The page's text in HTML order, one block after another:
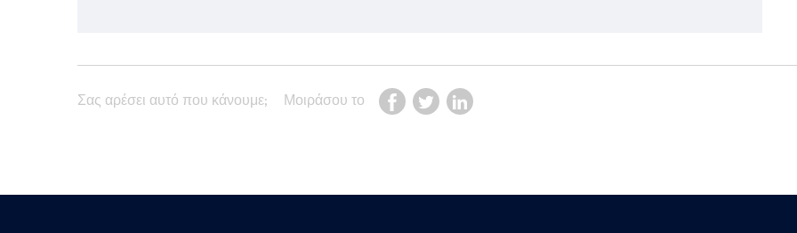
Σας αρέσει αυτό που κάνουμε; Μοιράσου το